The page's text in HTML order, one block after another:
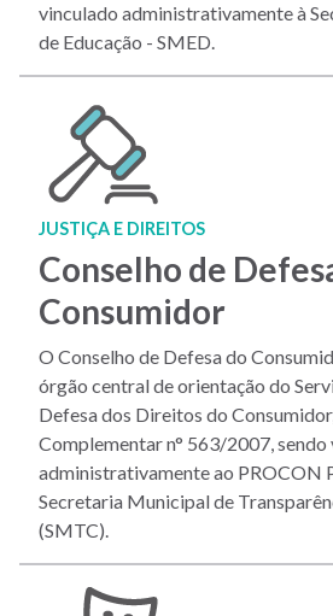
vinculado administrativamente à
de Educação - SMED.
JUSTIÇA E DIREITOS
Conselho de
Consumidor
O Conselho de Defesa do
órgão central de orientação do
Defesa dos Direitos do
Complementar n° 563/2007, sendo
administrativamente ao PROCON
Secretaria Municipal de
(SMTC).